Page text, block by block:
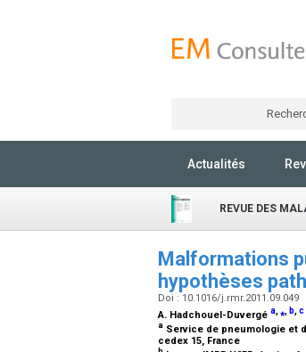
Actualités
REVUE DES
Malformations
hypothèses
Doi : 10.1016/j.rmr.2011.09.049
A. Hadchouel-Duvergé a,⁎, b,c
a Service de pneumologie et
cedex 15, France